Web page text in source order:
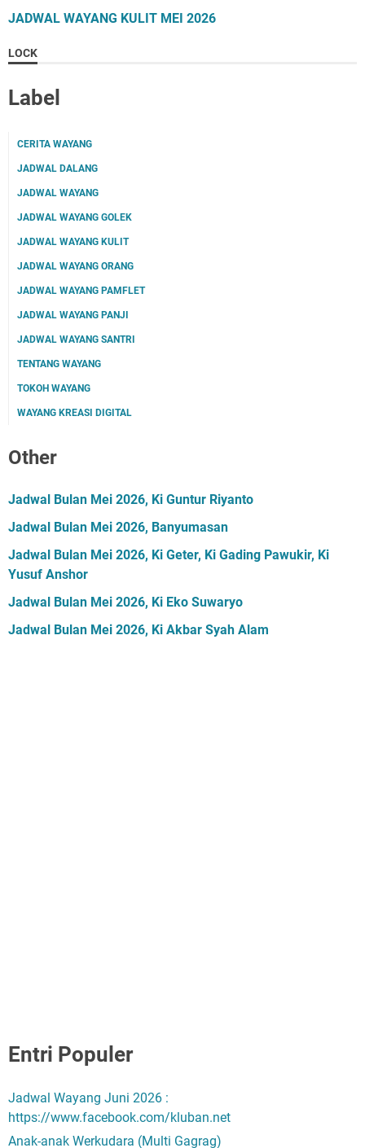
JADWAL WAYANG KULIT MEI 2026
LOCK
Label
CERITA WAYANG
JADWAL DALANG
JADWAL WAYANG
JADWAL WAYANG GOLEK
JADWAL WAYANG KULIT
JADWAL WAYANG ORANG
JADWAL WAYANG PAMFLET
JADWAL WAYANG PANJI
JADWAL WAYANG SANTRI
TENTANG WAYANG
TOKOH WAYANG
WAYANG KREASI DIGITAL
Other
Jadwal Bulan Mei 2026, Ki Guntur Riyanto
Jadwal Bulan Mei 2026, Banyumasan
Jadwal Bulan Mei 2026, Ki Geter, Ki Gading Pawukir, Ki
Yusuf Anshor
Jadwal Bulan Mei 2026, Ki Eko Suwaryo
Jadwal Bulan Mei 2026, Ki Akbar Syah Alam
Entri Populer
Jadwal Wayang Juni 2026 :
https://www.facebook.com/kluban.net
Anak-anak Werkudara (Multi Gagrag)